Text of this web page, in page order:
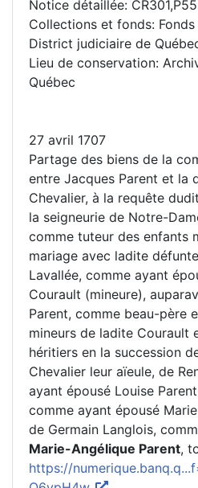
Notice détaillée:
Collections et fonds:
District judiciaire de
Lieu de conservation:
Québec
27 avril 1707
Partage des biens de la
entre Jacques Parent et la
Chevalier, à la requête
la seigneurie de Notre-
comme tuteur des enfants
mariage avec ladite
Lavallée, comme ayant
Courault (mineure),
Parent, comme beau-père
mineurs de ladite Courault
héritiers en la succession
Chevalier leur aïeule, de
ayant épousé Louise
comme ayant épousé
de Germain Langlois,
Marie-Angélique Parent,
https://